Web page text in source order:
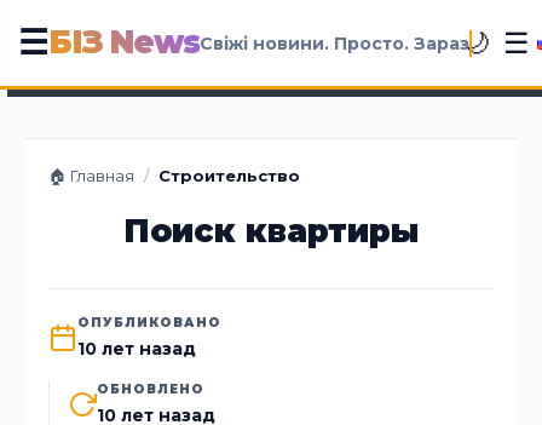
☰БІЗ NewsСвіжі новини. Просто. Зараз🌙 ☰
🏠 Главная / Строительство
Поиск квартиры
ОПУБЛИКОВАНО
10 лет назад
ОБНОВЛЕНО
10 лет назад